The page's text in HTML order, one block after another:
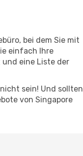
bei dem Sie mit
einfach Ihre
eine Liste der
sein! Und sollten
von Singapore